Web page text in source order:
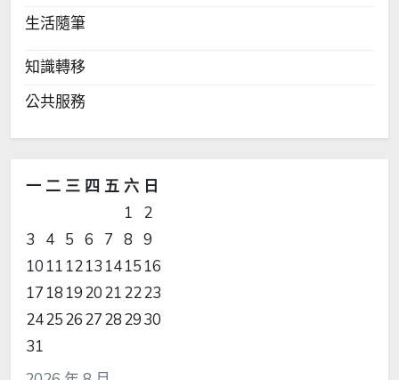
生活隨筆
知識轉移
公共服務
一 二 三 四 五 六 日
1
2
3
4 5 6 7 8 9
10 11 1213 1415 16
17 18 1920212223
24252627282930
31